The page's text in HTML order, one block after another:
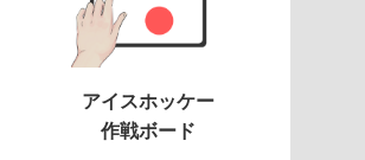
アイスホッケー
作戦ボード